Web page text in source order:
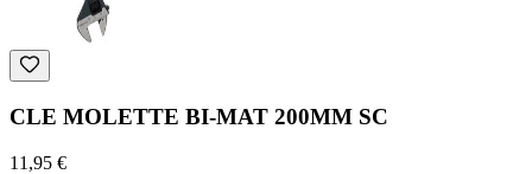
CLE MOLETTE BI-MAT 200MM SC
11,95 €